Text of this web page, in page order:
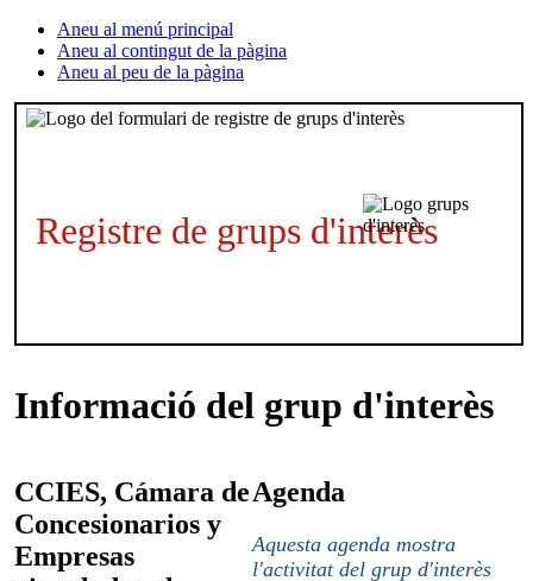
Aneu al menú principal
Aneu al contingut de la pàgina
Aneu al peu de la pàgina
Registre de grups d'interès
Informació del grup d'interès
CCIES, Cámara de
Concesionarios y
Empresas
Agenda
Aquesta agenda mostra
l'activitat del grup d'interès